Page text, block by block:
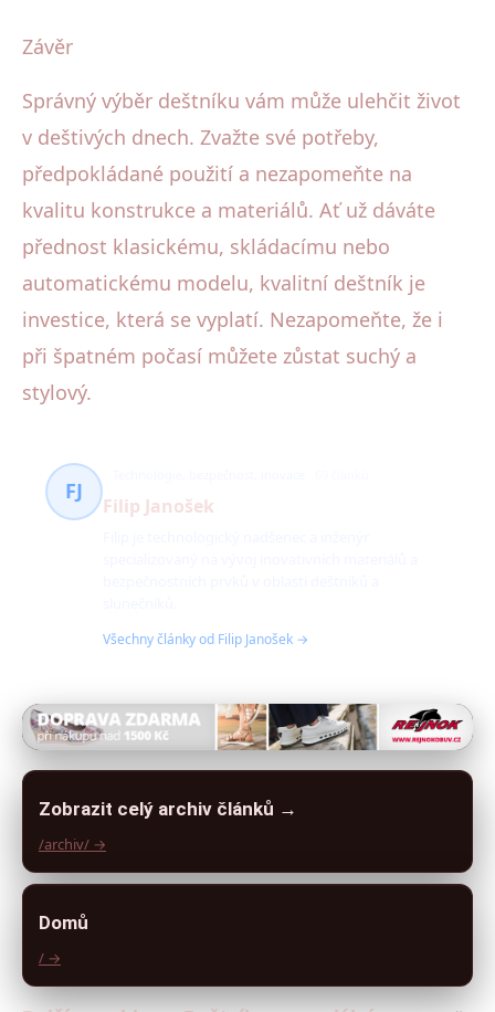
Závěr
Správný výběr deštníku vám může ulehčit život
v deštivých dnech. Zvažte své potřeby,
předpokládané použití a nezapomeňte na
kvalitu konstrukce a materiálů. Ať už dáváte
přednost klasickému, skládacímu nebo
automatickému modelu, kvalitní deštník je
investice, která se vyplatí. Nezapomeňte, že i
při špatném počasí můžete zůstat suchý a
stylový.
FJ
Filip Janošek
Všechny články od Filip Janošek →
Zobrazit celý archiv článků →
/archiv/ →
Domů
/ →